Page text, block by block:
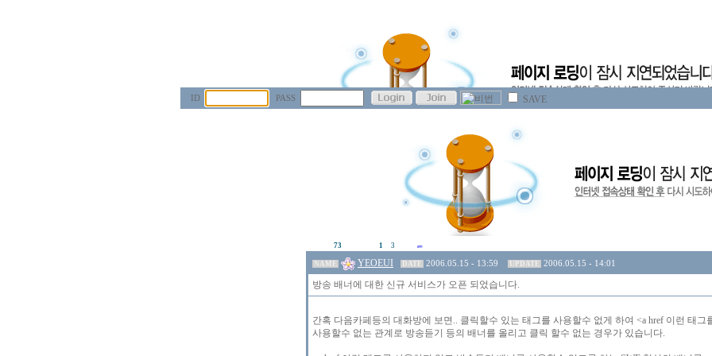
ID PASS SAVE
73 1 3
NAME YEOEUI DATE 2006.05.15 - 13:59 UPDATE 2006.05.15 - 14:01
방송 배너에 대한 신규 서비스가 오픈 되었습니다.
간혹 다음카페등의 대화방에 보면.. 클릭할수 있는 태그를 사용할수 없게 하여 <a href 이런 태그
사용할수 없는 관계로 방송듣기 등의 배너를 올리고 클릭 할수 없는 경우가 있습니다.